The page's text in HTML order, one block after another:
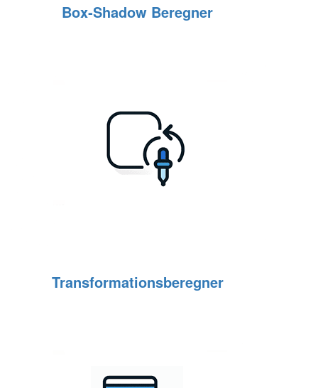
Box‑Shadow Beregner
Transformationsberegner